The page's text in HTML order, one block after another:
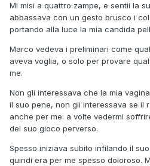
Mi misi a quattro zampe, e sentii la
abbassava con un gesto brusco i
portando alla luce la mia candida
Marco vedeva i preliminari come
aveva voglia, o solo per provare
me.
Non gli interessava che la mia
il suo pene, non gli interessava se il
anche per me: a volte vedermi
del suo gioco perverso.
Spesso iniziava subito infilando il
quindi era per me spesso doloroso.